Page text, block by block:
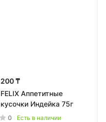
200 ₸
FELIX Аппетитные
кусочки Индейка 75г
0 Есть в наличии